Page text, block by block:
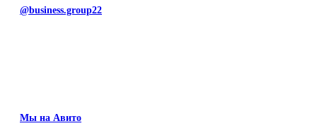
@business.group22
Мы на Авито